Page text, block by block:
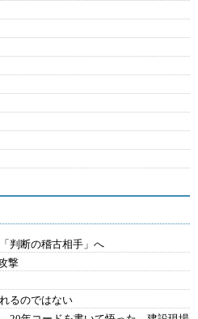
判断の稽古相手」へ
撃
るのではない